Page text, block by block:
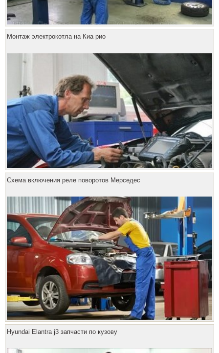
Монтаж электрокотла на Киа рио
Схема включения реле поворотов Мерседес
Hyundai Elantra j3 запчасти по кузову